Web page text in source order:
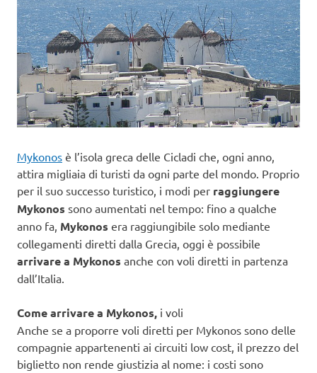
Mykonos è l’isola greca delle Cicladi che, ogni anno,
attira migliaia di turisti da ogni parte del mondo. Proprio
per il suo successo turistico, i modi per raggiungere
Mykonos sono aumentati nel tempo: fino a qualche
anno fa, Mykonos era raggiungibile solo mediante
collegamenti diretti dalla Grecia, oggi è possibile
arrivare a Mykonos anche con voli diretti in partenza
dall’Italia.
Come arrivare a Mykonos, i voli
Anche se a proporre voli diretti per Mykonos sono delle
compagnie appartenenti ai circuiti low cost, il prezzo del
biglietto non rende giustizia al nome: i costi sono